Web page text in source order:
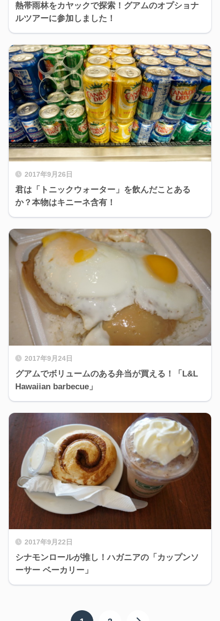
熱帯雨林をカヤックで探索！グアムのオプショナ
ルツアーに参加しました！
2017年9月26日
君は「トニックウォーター」を飲んだことある
か？本物はキニーネ含有！
2017年9月24日
グアムでボリュームのある弁当が買える！「L&L
Hawaiian barbecue」
2017年9月22日
シナモンロールが推し！ハガニアの「カップンソ
ーサー ベーカリー」